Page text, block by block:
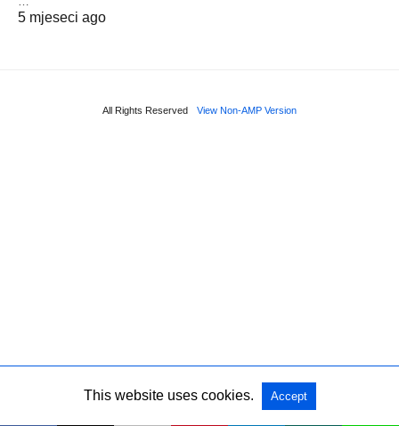
5 mjeseci ago
All Rights Reserved View Non-AMP Version
This website uses cookies. Accept